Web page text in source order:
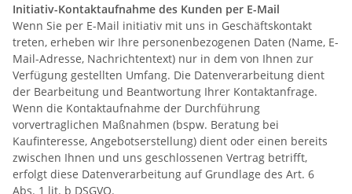
Initiativ-Kontaktaufnahme des Kunden per E-Mail
Wenn Sie per E-Mail initiativ mit uns in Geschäftskontakt
treten, erheben wir Ihre personenbezogenen Daten (Name, E-
Mail-Adresse, Nachrichtentext) nur in dem von Ihnen zur
Verfügung gestellten Umfang. Die Datenverarbeitung dient
der Bearbeitung und Beantwortung Ihrer Kontaktanfrage.
Wenn die Kontaktaufnahme der Durchführung
vorvertraglichen Maßnahmen (bspw. Beratung bei
Kaufinteresse, Angebotserstellung) dient oder einen bereits
zwischen Ihnen und uns geschlossenen Vertrag betrifft,
erfolgt diese Datenverarbeitung auf Grundlage des Art. 6
Abs. 1 lit. b DSGVO.